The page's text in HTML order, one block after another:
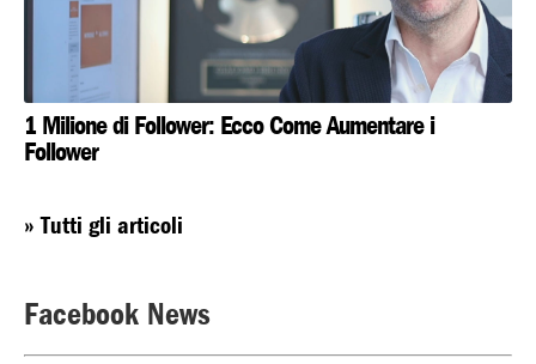
1 Milione di Follower: Ecco Come Aumentare i
Follower
» Tutti gli articoli
Facebook News